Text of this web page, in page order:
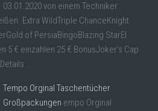
03.01.2020 von einem Techniker
Extra WildTriple ChanceKnight
of PersiaBingoBlazing StarEl
5 € einzahlen 25 € BonusJoker's Cap
...
Tempo Orginal Taschentücher
Großpackungen empo Orginal